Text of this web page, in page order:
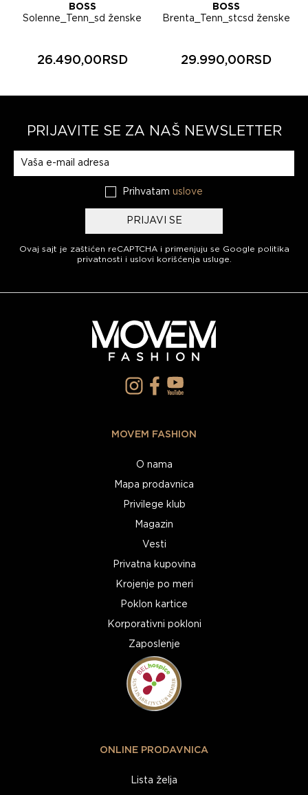
BOSS
Solenne_Tenn_sd ženske
26.490,00RSD
BOSS
Brenta_Tenn_stcsd ženske
29.990,00RSD
PRIJAVITE SE ZA NAŠ NEWSLETTER
Prihvatam uslove
PRIJAVI SE
Ovaj sajt je zaštićen reCAPTCHA i primenjuju se Google politika
privatnosti i uslovi korišćenja usluge
MOVEM FASHION
O nama
Mapa prodavnica
Privilege klub
Magazin
Vesti
Privatna kupovina
Krojenje po meri
Poklon kartice
Korporativni pokloni
Zaposlenje
ONLINE PRODAVNICA
Lista želja